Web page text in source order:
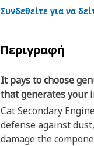
Συνδεθείτε για να
Περιγραφή
It pays to choose
that generates your
Cat Secondary
defense against
damage the